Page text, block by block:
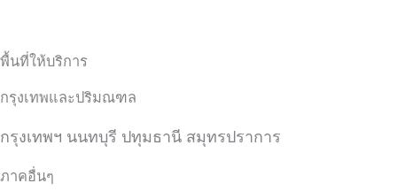
พื้นที่ให้บริการ
กรุงเทพและปริมณฑล
กรุงเทพฯ นนทบุรี ปทุมธานี สมุทรปราการ
ภาคอื่นๆ